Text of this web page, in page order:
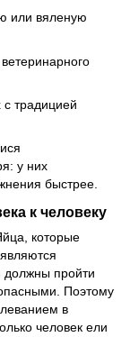
или вяленую
с традицией
у них
быстрее.
к человеку
которые
должны пройти
Поэтому
в
человек ели